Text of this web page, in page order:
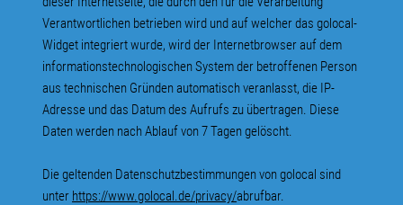
Verantwortlichen betrieben wird und auf welcher das golocal-
Widget integriert wurde, wird der Internetbrowser auf dem
informationstechnologischen System der betroffenen Person
aus technischen Gründen automatisch veranlasst, die IP-
Adresse und das Datum des Aufrufs zu übertragen. Diese
Daten werden nach Ablauf von 7 Tagen gelöscht.
Die geltenden Datenschutzbestimmungen von golocal sind
unter https://www.golocal.de/privacy/abrufbar.